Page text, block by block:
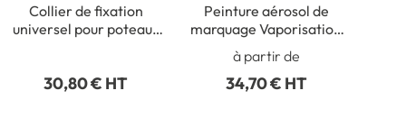
Collier de fixation
universel pour poteaux
30,80 € HT
Peinture aérosol de
marquage Vaporisation
manuelle ou Chariot de
traçage - Aérosol 750 ml
à partir de
34,70 € HT